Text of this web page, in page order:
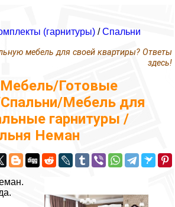
(гарнитуры) /Спальни
мебель для своей квартиры? Ответы
здесь!
Готовые
Мебель для
гарнитуры /
Неман